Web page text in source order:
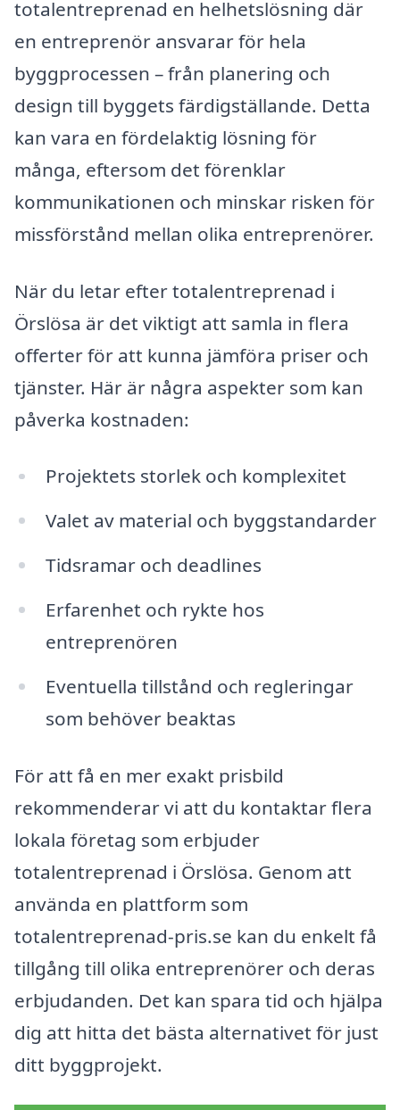
totalentreprenad en helhetslösning där
en entreprenör ansvarar för hela
byggprocessen – från planering och
design till byggets färdigställande. Detta
kan vara en fördelaktig lösning för
många, eftersom det förenklar
kommunikationen och minskar risken för
missförstånd mellan olika entreprenörer.
När du letar efter totalentreprenad i
Örslösa är det viktigt att samla in flera
offerter för att kunna jämföra priser och
tjänster. Här är några aspekter som kan
påverka kostnaden:
Projektets storlek och komplexitet
Valet av material och byggstandarder
Tidsramar och deadlines
Erfarenhet och rykte hos
entreprenören
Eventuella tillstånd och regleringar
som behöver beaktas
För att få en mer exakt prisbild
rekommenderar vi att du kontaktar flera
lokala företag som erbjuder
totalentreprenad i Örslösa. Genom att
använda en plattform som
totalentreprenad-pris.se kan du enkelt få
tillgång till olika entreprenörer och deras
erbjudanden. Det kan spara tid och hjälpa
dig att hitta det bästa alternativet för just
ditt byggprojekt.